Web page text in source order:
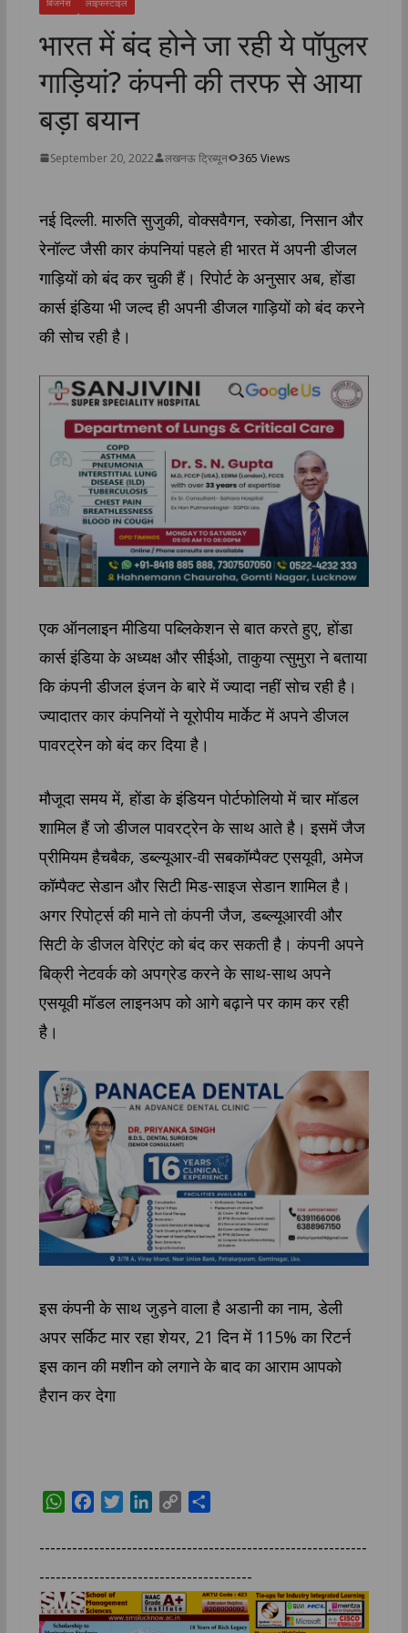
भारत में बंद होने जा रही ये पॉपुलर
गाड़ियां? कंपनी की तरफ से आया
बड़ा बयान
September 20, 2022 लखनऊ ट्रिब्यून 365 Views
नई दिल्ली. मारुति सुजुकी, वोक्सवैगन, स्कोडा, निसान और
रेनॉल्ट जैसी कार कंपनियां पहले ही भारत में अपनी डीजल
गाड़ियों को बंद कर चुकी हैं। रिपोर्ट के अनुसार अब, होंडा
कार्स इंडिया भी जल्द ही अपनी डीजल गाड़ियों को बंद करने
की सोच रही है।
एक ऑनलाइन मीडिया पब्लिकेशन से बात करते हुए, होंडा
कार्स इंडिया के अध्यक्ष और सीईओ, ताकुया त्सुमुरा ने बताया
कि कंपनी डीजल इंजन के बारे में ज्यादा नहीं सोच रही है।
ज्यादातर कार कंपनियों ने यूरोपीय मार्केट में अपने डीजल
पावरट्रेन को बंद कर दिया है।
मौजूदा समय में, होंडा के इंडियन पोर्टफोलियो में चार मॉडल
शामिल हैं जो डीजल पावरट्रेन के साथ आते है। इसमें जैज
प्रीमियम हैचबैक, डब्ल्यूआर-वी सबकॉम्पैक्ट एसयूवी, अमेज
कॉम्पैक्ट सेडान और सिटी मिड-साइज सेडान शामिल है।
अगर रिपोर्ट्स की माने तो कंपनी जैज, डब्ल्यूआरवी और
सिटी के डीजल वेरिएंट को बंद कर सकती है। कंपनी अपने
बिक्री नेटवर्क को अपग्रेड करने के साथ-साथ अपने
एसयूवी मॉडल लाइनअप को आगे बढ़ाने पर काम कर रही
है।
इस कंपनी के साथ जुड़ने वाला है अडानी का नाम, डेली
अपर सर्किट मार रहा शेयर, 21 दिन में 115% का रिटर्न
इस कान की मशीन को लगाने के बाद का आराम आपको
हैरान कर देगा
W
a
s
A
c
b
o
i
t
e
n
e
d
p
L
i
a
e
------------------------------------------------------------
---------------------------------------